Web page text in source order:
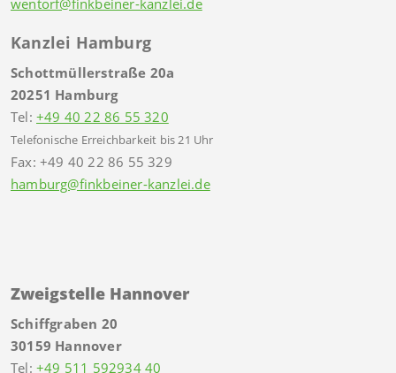
Kanzlei Hamburg
Schottmüllerstraße 20a
20251 Hamburg
Tel: +49 40 22 86 55 320
Telefonische Erreichbarkeit bis 21 Uhr
Fax: +49 40 22 86 55 329
hamburg@finkbeiner-kanzlei.de
Zweigstelle Hannover
Schiffgraben 20
30159 Hannover
Tel: +49 511 592934 40